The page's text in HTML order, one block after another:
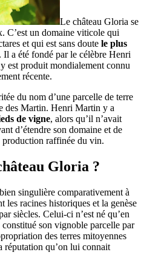
Le château Gloria se
C’est un domaine viticole qui
et qui est sans doute le plus
. Il a été fondé par le célèbre Henri
est produit mondialement connu
récente.
du nom d’une parcelle de terre
des Martin. Henri Martin y a
de vigne, alors qu’il n’avait
d’étendre son domaine et de
production raffinée du vin.
Gloria ?
singulière comparativement à
les racines historiques et la genèse
siècles. Celui-ci n’est né qu’en
son vignoble parcelle par
des terres mitoyennes
réputation qu’on lui connait